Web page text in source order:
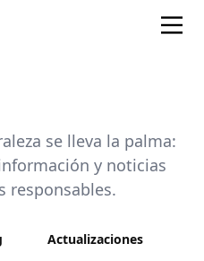
se lleva la palma:
y noticias
responsables.
Actualizaciones